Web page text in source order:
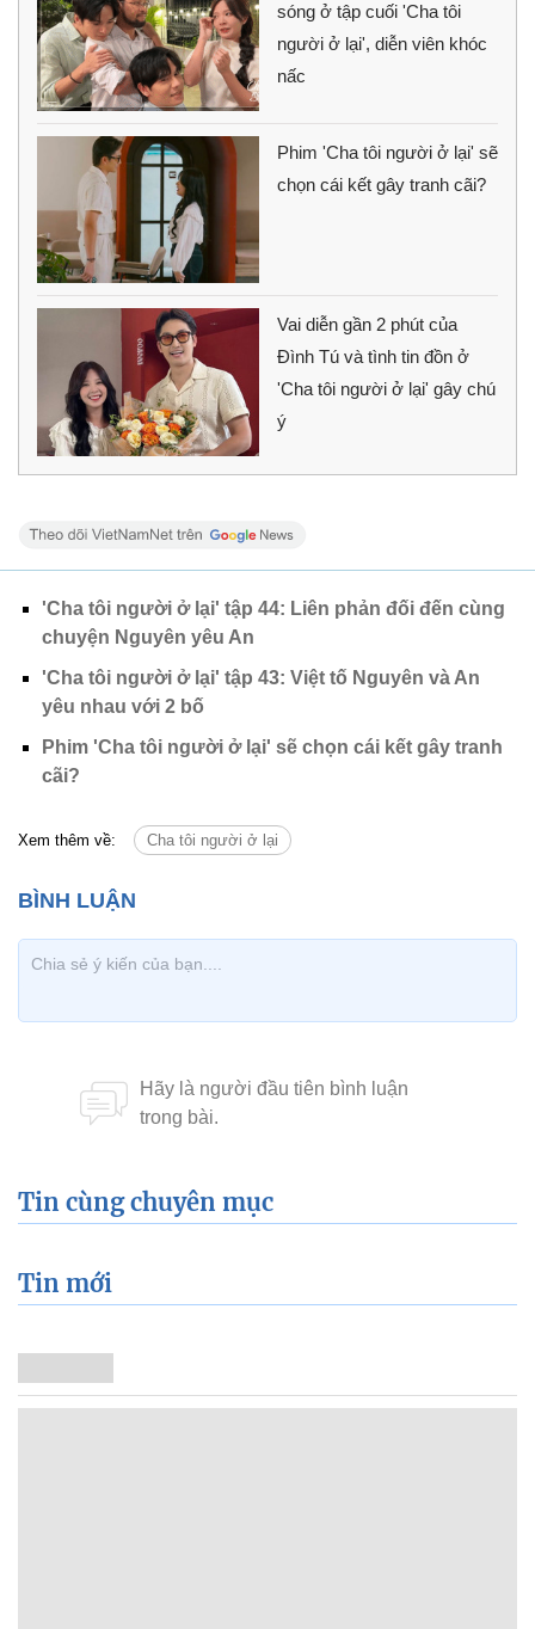
sóng ở tập cuối 'Cha tôi
người ở lại', diễn viên khóc
nấc
Phim 'Cha tôi người ở lại' sẽ
chọn cái kết gây tranh cãi?
Vai diễn gần 2 phút của
Đình Tú và tình tin đồn ở
'Cha tôi người ở lại' gây chú
ý
'Cha tôi người ở lại' tập 44: Liên phản đối đến cùng
chuyện Nguyên yêu An
'Cha tôi người ở lại' tập 43: Việt tố Nguyên và An
yêu nhau với 2 bố
Phim 'Cha tôi người ở lại' sẽ chọn cái kết gây tranh
cãi?
Xem thêm về: Cha tôi người ở lại
Tin cùng chuyên mục
Tin mới